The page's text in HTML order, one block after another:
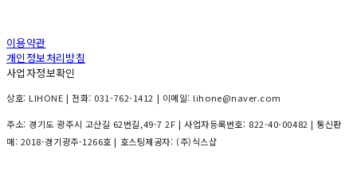
이용약관
개인정보처리방침
사업자정보확인
상호: LIHONE | 전화: 031-762-1412 | 이메일: lihone@naver.com
주소: 경기도 광주시 고산길 62번길,49-7 2F | 사업자등록번호: 822-40-00482 | 통신판
매: 2018-경기광주-1266호 | 호스팅제공자: (주)식스샵